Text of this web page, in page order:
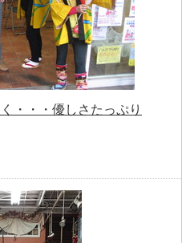
・・・優しさたっぷり